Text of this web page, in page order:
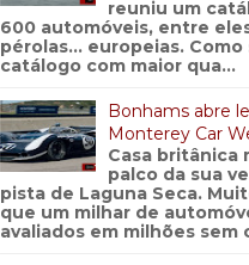
reuniu um
600 automóveis, entre
pérolas… europeias. Como
catálogo com maior qua...
Bonhams abre
Monterey Car
Casa britânica
palco da sua
pista de Laguna Seca.
que um milhar de
avaliados em milhões sem